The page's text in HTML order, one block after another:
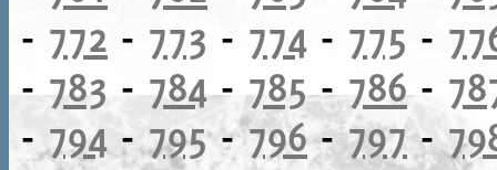
- 772 - 773 - 774 - 775 -
-783 -784-785-786-
- 794 -795-796-797-